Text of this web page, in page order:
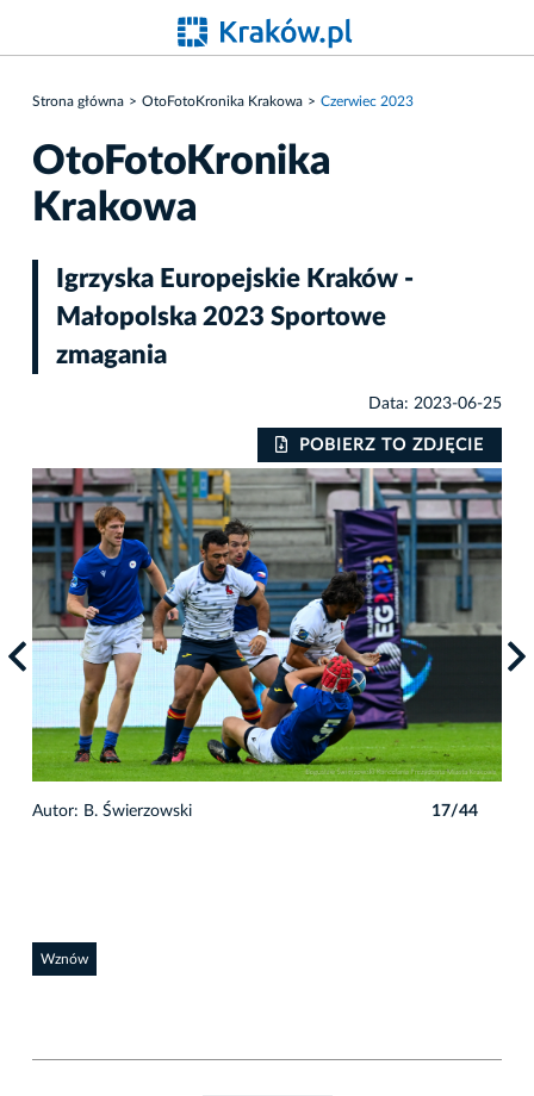
Strona główna OtoFotoKronika Krakowa Czerwiec 2023
OtoFotoKronika
Krakowa
Igrzyska Europejskie Kraków -
Małopolska 2023 Sportowe
zmagania
Data: 2023-06-25
POBIERZ TO ZDJĘCIE
Autor: B. Świerzowski 17/44
Wznów